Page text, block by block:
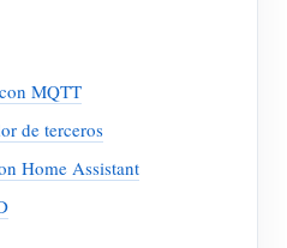
MQTT
de terceros
Home Assistant